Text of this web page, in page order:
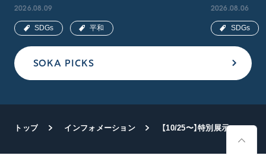
SOKA PICKS
2026.08.09
SDGs 平和
2026.08.06
SDGs
トップ インフォメーション 【10/25〜】特別展示「平和への王道 池田先生の世界交友録」創価文化センターで